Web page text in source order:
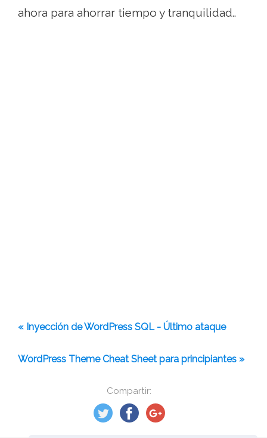
Compartir:
ahora para ahorrar tiempo y tranquilidad..
« Inyección de WordPress SQL - Último ataque
WordPress Theme Cheat Sheet para principiantes »